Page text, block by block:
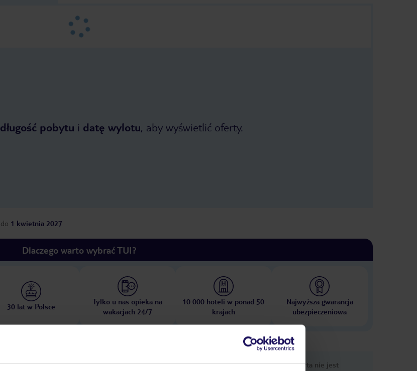
długość pobytu i datę wylotu, aby wyświetlić oferty.
do 1 kwietnia 2027
Dlaczego warto wybrać TUI?
30 lat w Polsce
Tylko u nas opieka na
wakacjach 24/7
10 000 hoteli w ponad 50
krajach
Najwyższa gwarancja
ubezpieczeniowa
Pokoje Wyżywienie Atrakcje
Ups, ta oferta nie jest